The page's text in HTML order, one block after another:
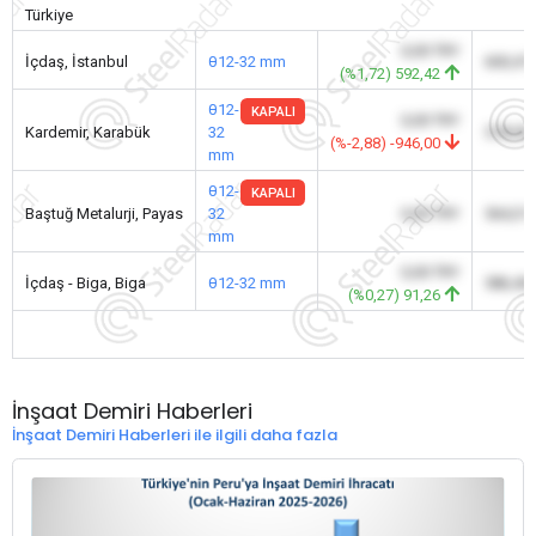
Türkiye
İçdaş, İstanbul θ12-32 mm
(%1,72) 592,42
Kardemir, Karabük
θ12-
32
mm
KAPALI
(%-2,88) -946,00
578,00
Baştuğ Metalurji, Payas
θ12-
32
mm
KAPALI
0,00 TRY
İçdaş - Biga, Biga θ12-32 mm
(%0,27) 91,26
İnşaat Demiri Haberleri
İnşaat Demiri Haberleri ile ilgili daha fazla